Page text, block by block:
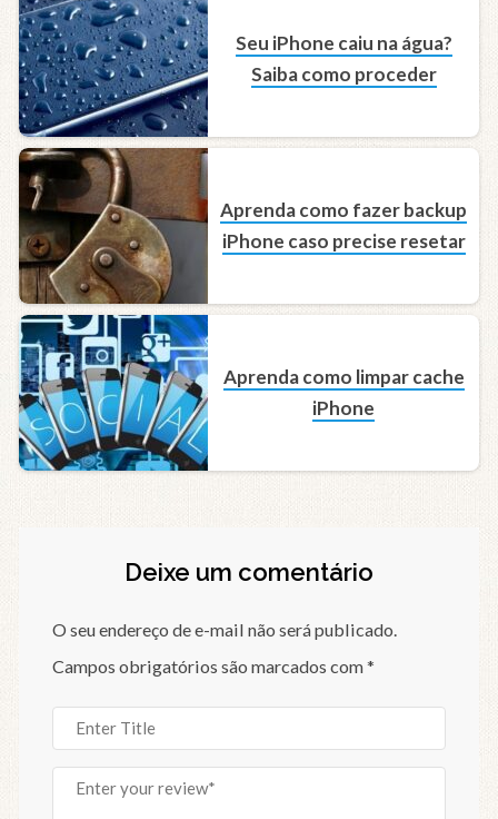
Seu iPhone caiu na água?
Saiba como proceder
Aprenda como fazer backup
iPhone caso precise resetar
Aprenda como limpar cache
iPhone
Deixe um comentário
O seu endereço de e-mail não será publicado.
Campos obrigatórios são marcados com*